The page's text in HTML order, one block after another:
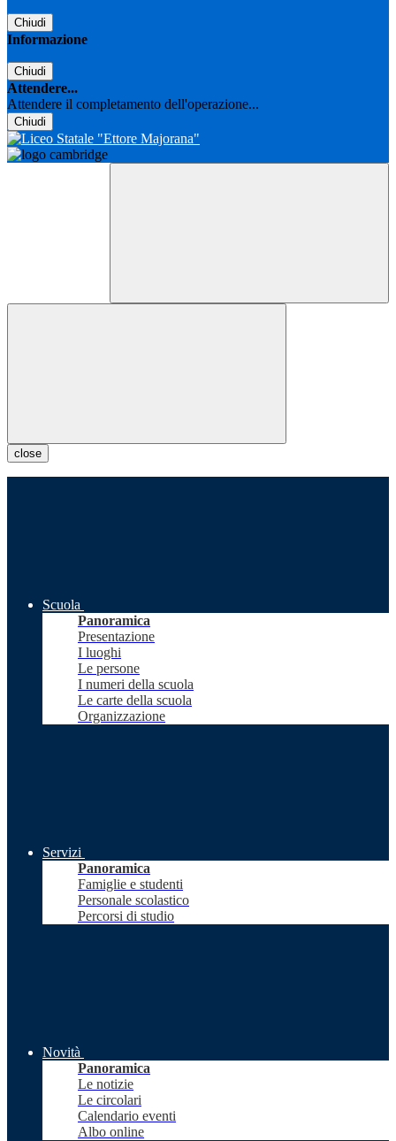
Chiudi
Informazione
Chiudi
Attendere...
Attendere il completamento dell'operazione...
Chiudi
close
Scuola
Panoramica
Presentazione
I luoghi
Le persone
I numeri della scuola
Le carte della scuola
Organizzazione
Servizi
Panoramica
Famiglie e studenti
Personale scolastico
Percorsi di studio
Novità
Panoramica
Le notizie
Le circolari
Calendario eventi
Albo online